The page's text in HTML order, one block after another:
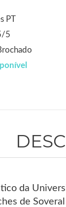
PT
5
da
de